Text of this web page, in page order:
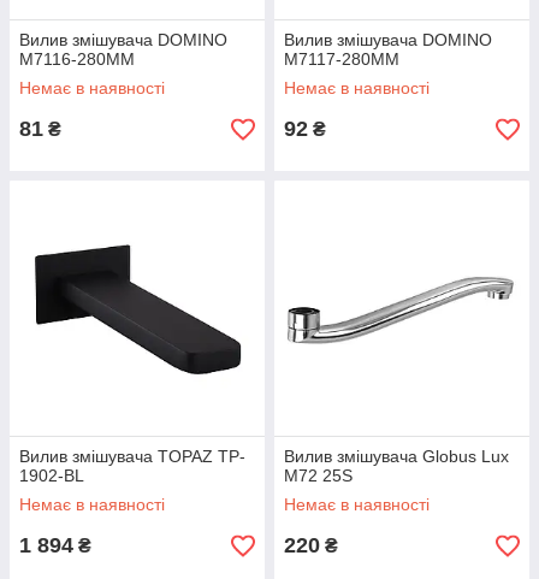
Вилив змішувача DOMINO
M7116-280ММ
Немає в наявності
81 ₴
Вилив змішувача DOMINO
M7117-280ММ
Немає в наявності
92 ₴
Вилив змішувача TOPAZ TP-
1902-BL
Немає в наявності
1 894 ₴
Вилив змішувача Globus Lux
M72 25S
Немає в наявності
220 ₴